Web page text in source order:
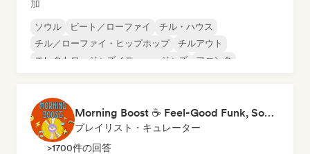
加
ソウル ビート／ローファイ
チル・ハウス
チル／ローファイ・ヒップホップ
チルアウト
エレクトロ・ジャズ／ニュー・ジャズ
ファンク
Morning Boost ☕ Feel-Good Funk, Soul & Neo-Soul to Wake Up
プレイリスト・キュレーター
>1700件の回答